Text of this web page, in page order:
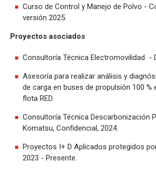
Curso de Control y Manejo de Polvo -
versión 2025.
Proyectos asociados
Consultoría Técnica Electromovilidad -
Asesoría para realizar análisis y
de carga en buses de propulsión 100 %
flota RED.
Consultoría Técnica Descarbonización
Komatsu, Confidencial, 2024.
Proyectos I+ D Aplicados protegidos
2023 - Presente.